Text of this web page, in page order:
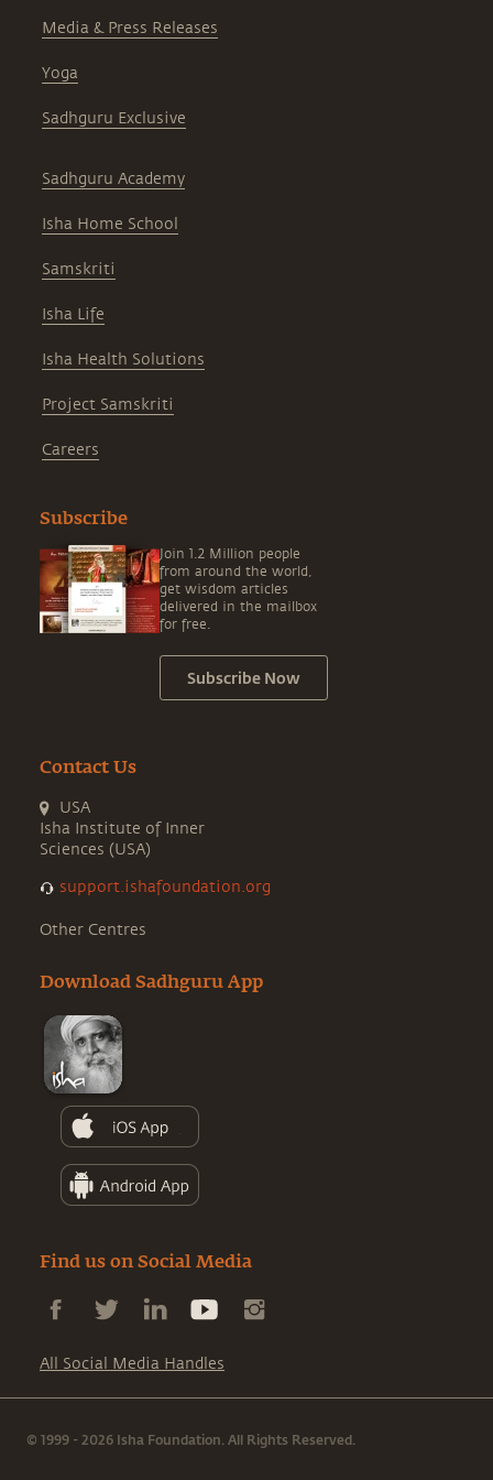
Media & Press Releases
Yoga
Sadhguru Exclusive
Sadhguru Academy
Isha Home School
Samskriti
Isha Life
Isha Health Solutions
Project Samskriti
Careers
Subscribe
Join 1.2 Million people
from around the world,
get wisdom articles
delivered in the mailbox
for free.
Subscribe Now
Contact Us
USA
Isha Institute of Inner
Sciences (USA)
support.ishafoundation.org
Other Centres
Download Sadhguru App
Find us on Social Media
All Social Media Handles
© 1999 - 2026 Isha Foundation. All Rights Reserved.